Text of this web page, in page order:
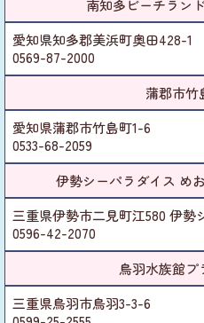
南知多ビーチラン
愛知県知多郡美浜町奥田428-1
0569-87-2000
蒲郡市竹
愛知県蒲郡市竹島町1-6
0533-68-2059
伊勢シーパラダイス め
三重県伊勢市二見町江580 伊勢
0596-42-2070
鳥羽水族館プ
三重県鳥羽市鳥羽3-3-6